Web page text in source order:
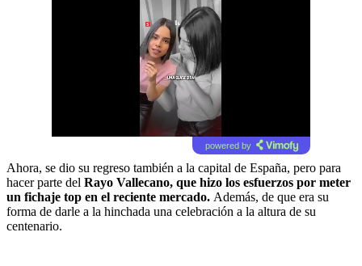
powered by
Ahora, se dio su regreso también a la capital de España, pero para
hacer parte del Rayo Vallecano, que hizo los esfuerzos por meter
un fichaje top en el reciente mercado. Además, de que era su
forma de darle a la hinchada una celebración a la altura de su
centenario.